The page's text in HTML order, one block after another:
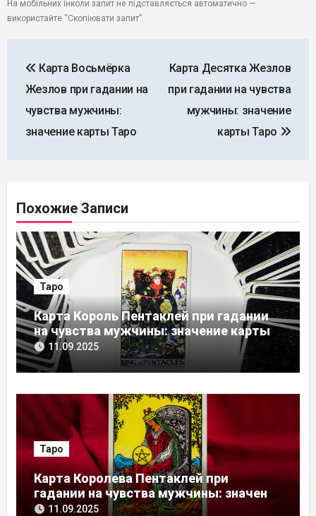
На мобільних інколи запит не підставляється автоматично —
використайте “Скопіювати запит”.
по
записям
Карта Восьмёрка
Жезлов при гадании на
чувства мужчины:
значение карты Таро
Карта Десятка Жезлов
при гадании на чувства
мужчины: значение
карты Таро
Похожие Записи
Таро
Карта Король Пентаклей при гадании
на чувства мужчины: значение карты
Таро11.09.2025
Таро
Карта Королева Пентаклей при
гадании на чувства мужчины: значение
карты Таро
11.09.2025